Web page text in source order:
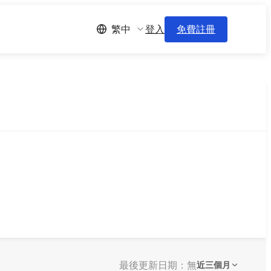
繁中 登入 免費註冊
最後更新日期：無近三個月